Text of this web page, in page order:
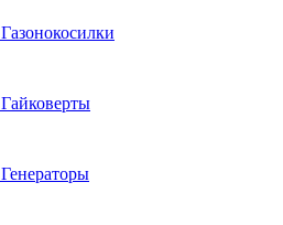
Газонокосилки
Гайковерты
Генераторы